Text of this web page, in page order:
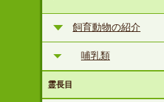
飼育動物の紹介
哺乳類
霊長目